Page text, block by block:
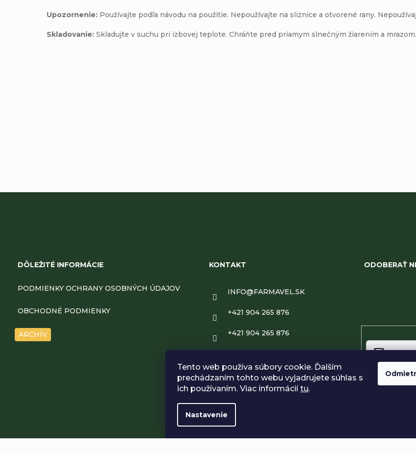
Tento web používa súbory cookie. Ďalším
prechádzaním tohto webu vyjadrujete súhlas s
ich používaním. Viac informáciítu.
Nastavenie
Upozornenie: Používajte podľa návodu na použitie. Nepoužívajte na sliznice a otvorené rany.
Skladovanie: Skladujte v suchu pri izbovej teplote. Chráňte pred priamym slnečným žiarením a
DÔLEŽITÉ INFORMÁCIE
PODMIENKY OCHRANY OSOBNÝCH ÚDAJOV
OBCHODNÉ PODMIENKY
ARCHÍV
KONTAKT
INFO@FARMAVEL.SK
+421 904 265 876
+421 904 265 876
FARMAVEL.SK
ODOBERAŤ
Vložením e-
podmienkami